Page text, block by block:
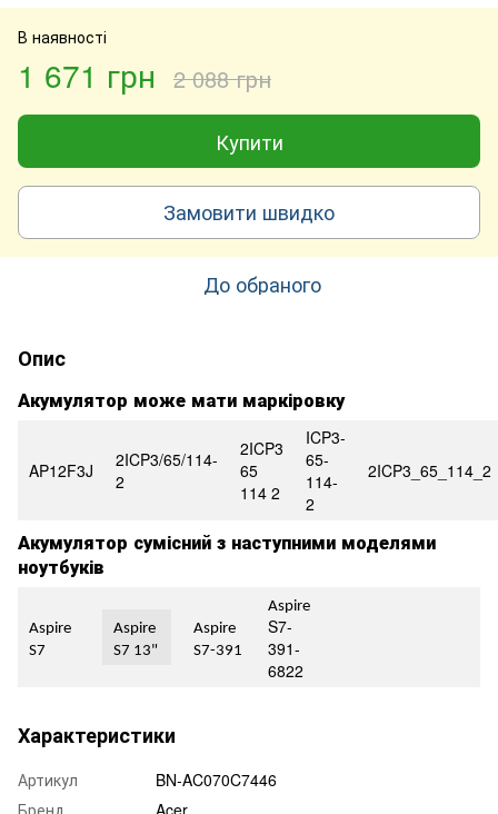
В наявності
1 671 грн 2 088 грн
Купити
Замовити швидко
До обраного
Опис
Акумулятор може мати маркіровку
AP12F3J
2ICP3/65/114-
2
2ICP3
65
114 2
ICP3-
65-
114-
2
2ICP3_65_114_2
Акумулятор сумісний з наступними моделями
ноутбуків
Aspire
S7
Aspire
S7 13"
Aspire
S7-391
Aspire
S7-
391-
6822
Характеристики
Артикул
BN-AC070C7446